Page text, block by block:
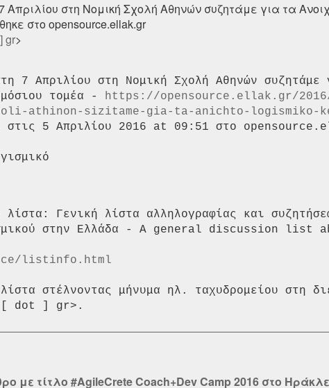
στη Νομική Σχολή Αθηνών συζητάμε για τα
στο opensource.ellak.gr
gr>
7 Απριλίου στη Νομική Σχολή Αθηνών συζητάμε
τομέα - https://opensource.ellak.gr/
athinon-sizitame-gia-ta-anichto-logismiko-
στις 5 Απριλίου 2016 at 09:51 στο
Γενική λίστα αλληλογραφίας και
στην Ελλάδα - A general discussion list
listinfo.html
στέλνοντας μήνυμα ηλ. ταχυδρομείου στη
με τίτλο #AgileCrete Coach+Dev Camp 2016 στο